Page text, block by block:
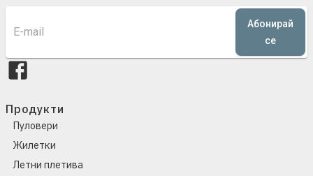
Абонирай
се
Продукти
Пуловери
Жилетки
Летни плетива